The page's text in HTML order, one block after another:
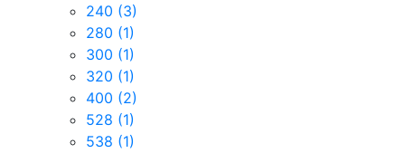
240 (3)
280 (1)
300 (1)
320 (1)
400 (2)
528 (1)
538 (1)